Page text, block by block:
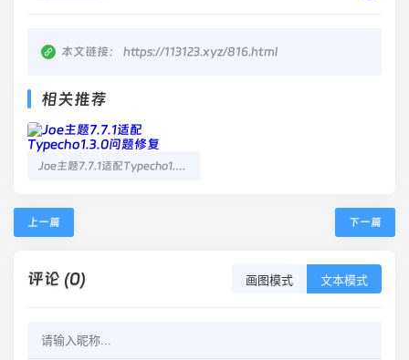
本文链接： https://113123.xyz/816.html
相关推荐
Joe主题7.7.1适配Typecho1.3.0问题修复
上一篇 下一篇
评论 (0) 画图模式 文本模式